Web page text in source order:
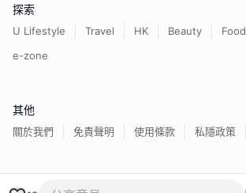
探索
U Lifestyle Travel HK Beauty Food
e-zone
其他
關於我們 免責聲明 使用條款 私隱政策